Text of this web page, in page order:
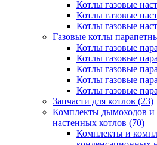
Котлы газовые
Котлы газовые
Котлы газовые
Газовые котлы
Котлы газовые
Котлы газовые
Котлы газовые
Котлы газовые
Котлы газовые
Запчасти для котлов (23)
Комплекты дымоходов
настенных котлов (70)
Комплекты и